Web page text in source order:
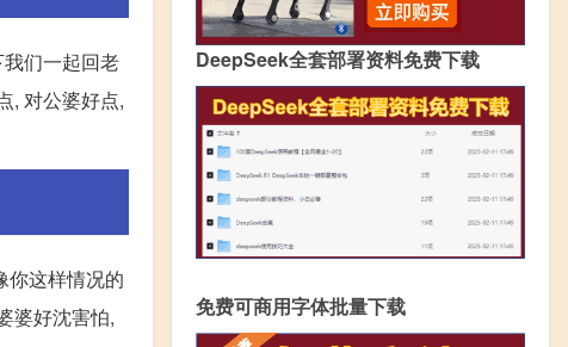
们一起回老
, 对公婆好点,
你这样情况的
婆好沈害怕,
DeepSeek全套部署资料免费下载
免费可商用字体批量下载